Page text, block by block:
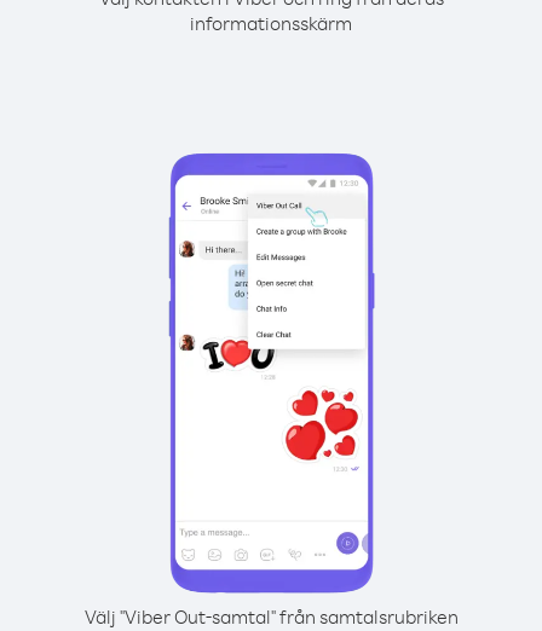
informationsskärm
Välj "Viber Out-samtal" från samtalsrubriken